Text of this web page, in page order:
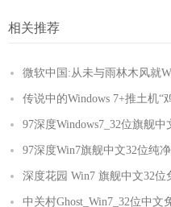
相关推荐
微软中国:从未与雨林木风就
传说中的Windows 7+推土机“
97深度Windows7_32位旗舰
97深度Win7旗舰中文32位纯
深度花园 Win7 旗舰中文32位
中关村Ghost_Win7_32位中文